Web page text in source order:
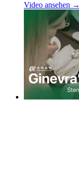
Video ansehen →